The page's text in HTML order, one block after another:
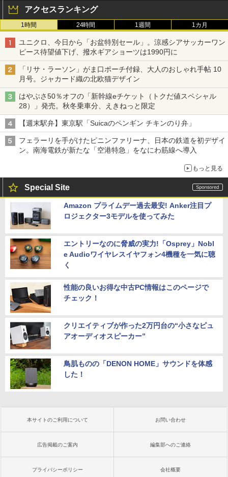
アクセスランキング
1時間 24時間 1週間 1カ月
ユニクロ、今日から「お盆特別セール」。涼感シアサッカーワン
ピース待望値下げ、撥水ギアショーツは1990円に
「リサ・ラーソン」がま口ポーチ付録、大人のおしゃれ手帖 10
月号。ジャカード織の北欧猫デザイン
はやぶさ50％オフの「新幹線eチケット（トクだ値スペシャル
28）」発売。秋冬乗車分、えきねっと限定
【週末駅弁】東京駅「Suicaのペンギン チキンのり弁」
フェラーリを手がけたピニンファリーナ、日本の鉄道を初デザイ
ン。南海電鉄が新たな「空港特急」をなにわ筋線へ導入
もっと見る
Special Site
Amazon プライムデー過去最安! Anker注目プ
ロジェクター3モデルを使ってみた
エントリーなのに脅威の実力!「Osprey」Nobl
e Audioワイヤレスイヤフォン4機種を一気に聴
く
性能の良いお得な中古PC情報はこのページで
チェック！
クリエイティブが作った2万円台の“小さなピュ
アオーディオスピーカー”
鳥肌ものの「DENON HOME」サウンドを体感
した！
本サイトのご利用について お問い合わせ
広告掲載のご案内 編集部へのご連絡
プライバシーポリシー 会社概要